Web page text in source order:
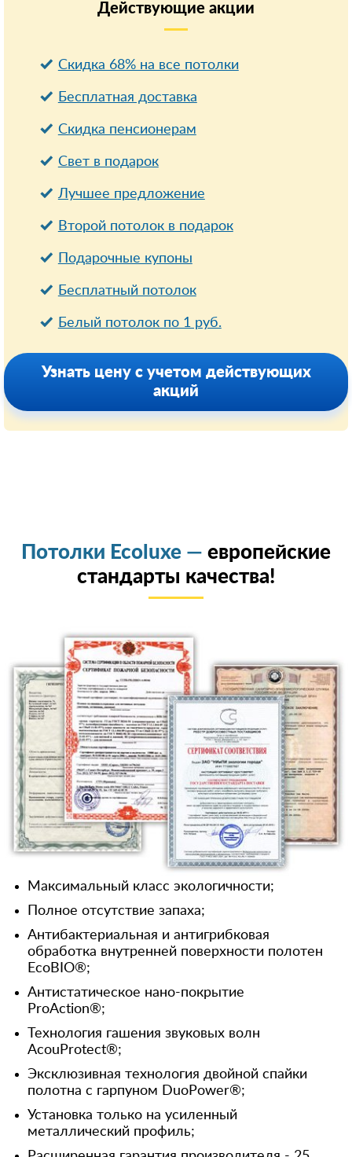
Действующие акции
Скидка 68% на все потолки
Бесплатная доставка
Cкидка пенсионерам
Свет в подарок
Лучшее предложение
Второй потолок в подарок
Подарочные купоны
Бесплатный потолок
Белый потолок по 1 руб.
Узнать цену с учетом действующих
акций
Потолки Ecoluxe — европейские
стандарты качества!
Максимальный класс экологичности;
Полное отсутствие запаха;
Антибактериальная и антигрибковая
обработка внутренней поверхности полотен
EcoBIO®;
Антистатическое нано-покрытие
ProAction®;
Технология гашения звуковых волн
AcouProtect®;
Эксклюзивная технология двойной спайки
полотна с гарпуном DuoPower®;
Установка только на усиленный
металлический профиль;